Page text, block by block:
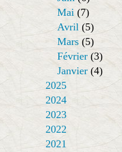
Mai (7)
Avril (5)
Mars (5)
Février (3)
Janvier (4)
2025
2024
2023
2022
2021